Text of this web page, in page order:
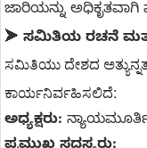
ಜಾರಿಯನ್ನು
➤ ಸಮಿತಿಯ ರಚನೆ
ಸಮಿತಿಯು ದೇಶದ ಅತ್ಯುನ್ನತ
ಕಾರ್ಯನಿರ್ವಹಿಸಲಿದೆ:
ಅಧ್ಯಕ್ಷರು: ನ್ಯಾಯಮೂರ್ತಿ